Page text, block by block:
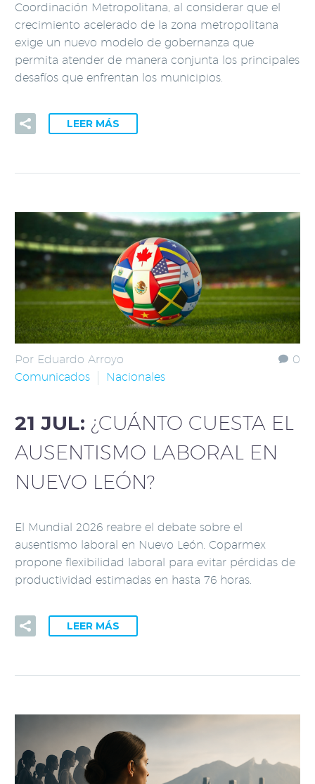
Coordinación Metropolitana, al considerar que el
crecimiento acelerado de la zona metropolitana
exige un nuevo modelo de gobernanza que
permita atender de manera conjunta los principales
desafíos que enfrentan los municipios.
LEER MÁS
0
Por Eduardo Arroyo
Comunicados
Nacionales
21 JUL: ¿CUÁNTO CUESTA EL
AUSENTISMO LABORAL EN
NUEVO LEÓN?
El Mundial 2026 reabre el debate sobre el
ausentismo laboral en Nuevo León. Coparmex
propone flexibilidad laboral para evitar pérdidas de
productividad estimadas en hasta 76 horas.
LEER MÁS